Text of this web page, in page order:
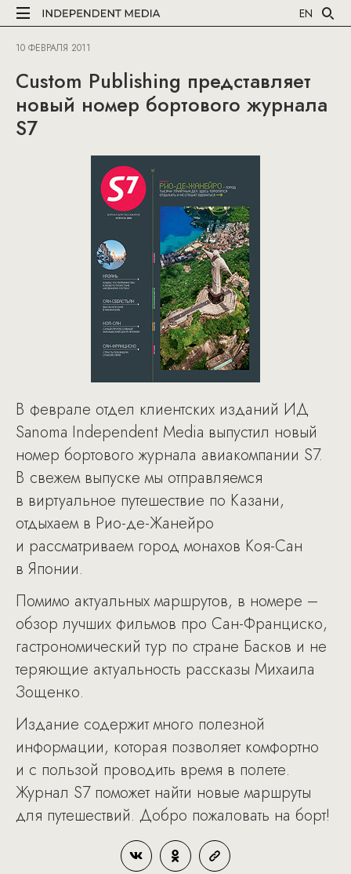
EN
10 ФЕВРАЛЯ 2011
Custom Publishing представляет
новый номер бортового журнала
S7
В феврале отдел клиентских изданий ИД
Sanoma Independent Media выпустил новый
номер бортового журнала авиакомпании S7.
В свежем выпуске мы отправляемся
в виртуальное путешествие по Казани,
отдыхаем в Рио-де-Жанейро
и рассматриваем город монахов Коя-Сан
в Японии.
Помимо актуальных маршрутов, в номере –
обзор лучших фильмов про Сан-Франциско,
гастрономический тур по стране Басков и не
теряющие актуальность рассказы Михаила
Зощенко.
Издание содержит много полезной
информации, которая позволяет комфортно
и с пользой проводить время в полете.
Журнал S7 поможет найти новые маршруты
для путешествий. Добро пожаловать на борт!